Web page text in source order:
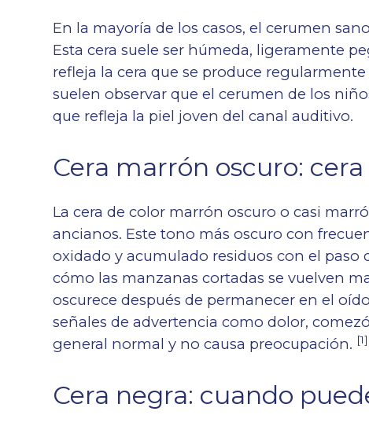
En la mayoría de los casos, el cerumen
Esta cera suele ser húmeda, ligeramente
refleja la cera que se produce
suelen observar que el cerumen de los
que refleja la piel joven del canal auditivo.
Cera marrón oscuro:
La cera de color marrón oscuro o casi
ancianos. Este tono más oscuro con
oxidado y acumulado residuos con el paso
cómo las manzanas cortadas se vuelven
oscurece después de permanecer en el
señales de advertencia como dolor,
general normal y no causa preocupación.
Cera negra: cuando